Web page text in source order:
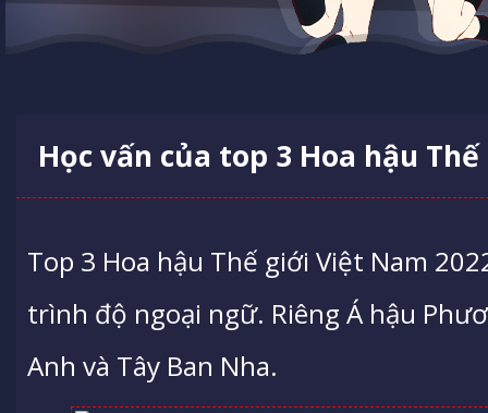
Học vấn của top 3 Hoa hậu
Top 3 Hoa hậu Thế giới Việt Nam
trình độ ngoại ngữ. Riêng Á hậu
Anh và Tây Ban Nha.